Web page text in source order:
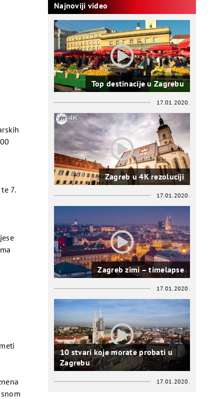
7.
Najnoviji video
Top destinacije u Zagrebu
17.01.2020.
Zagreb u 4K rezoluciji
17.01.2020.
Zagreb zimi – timelapse
17.01.2020.
10 stvari koje morate probati u
Zagrebu
17.01.2020.